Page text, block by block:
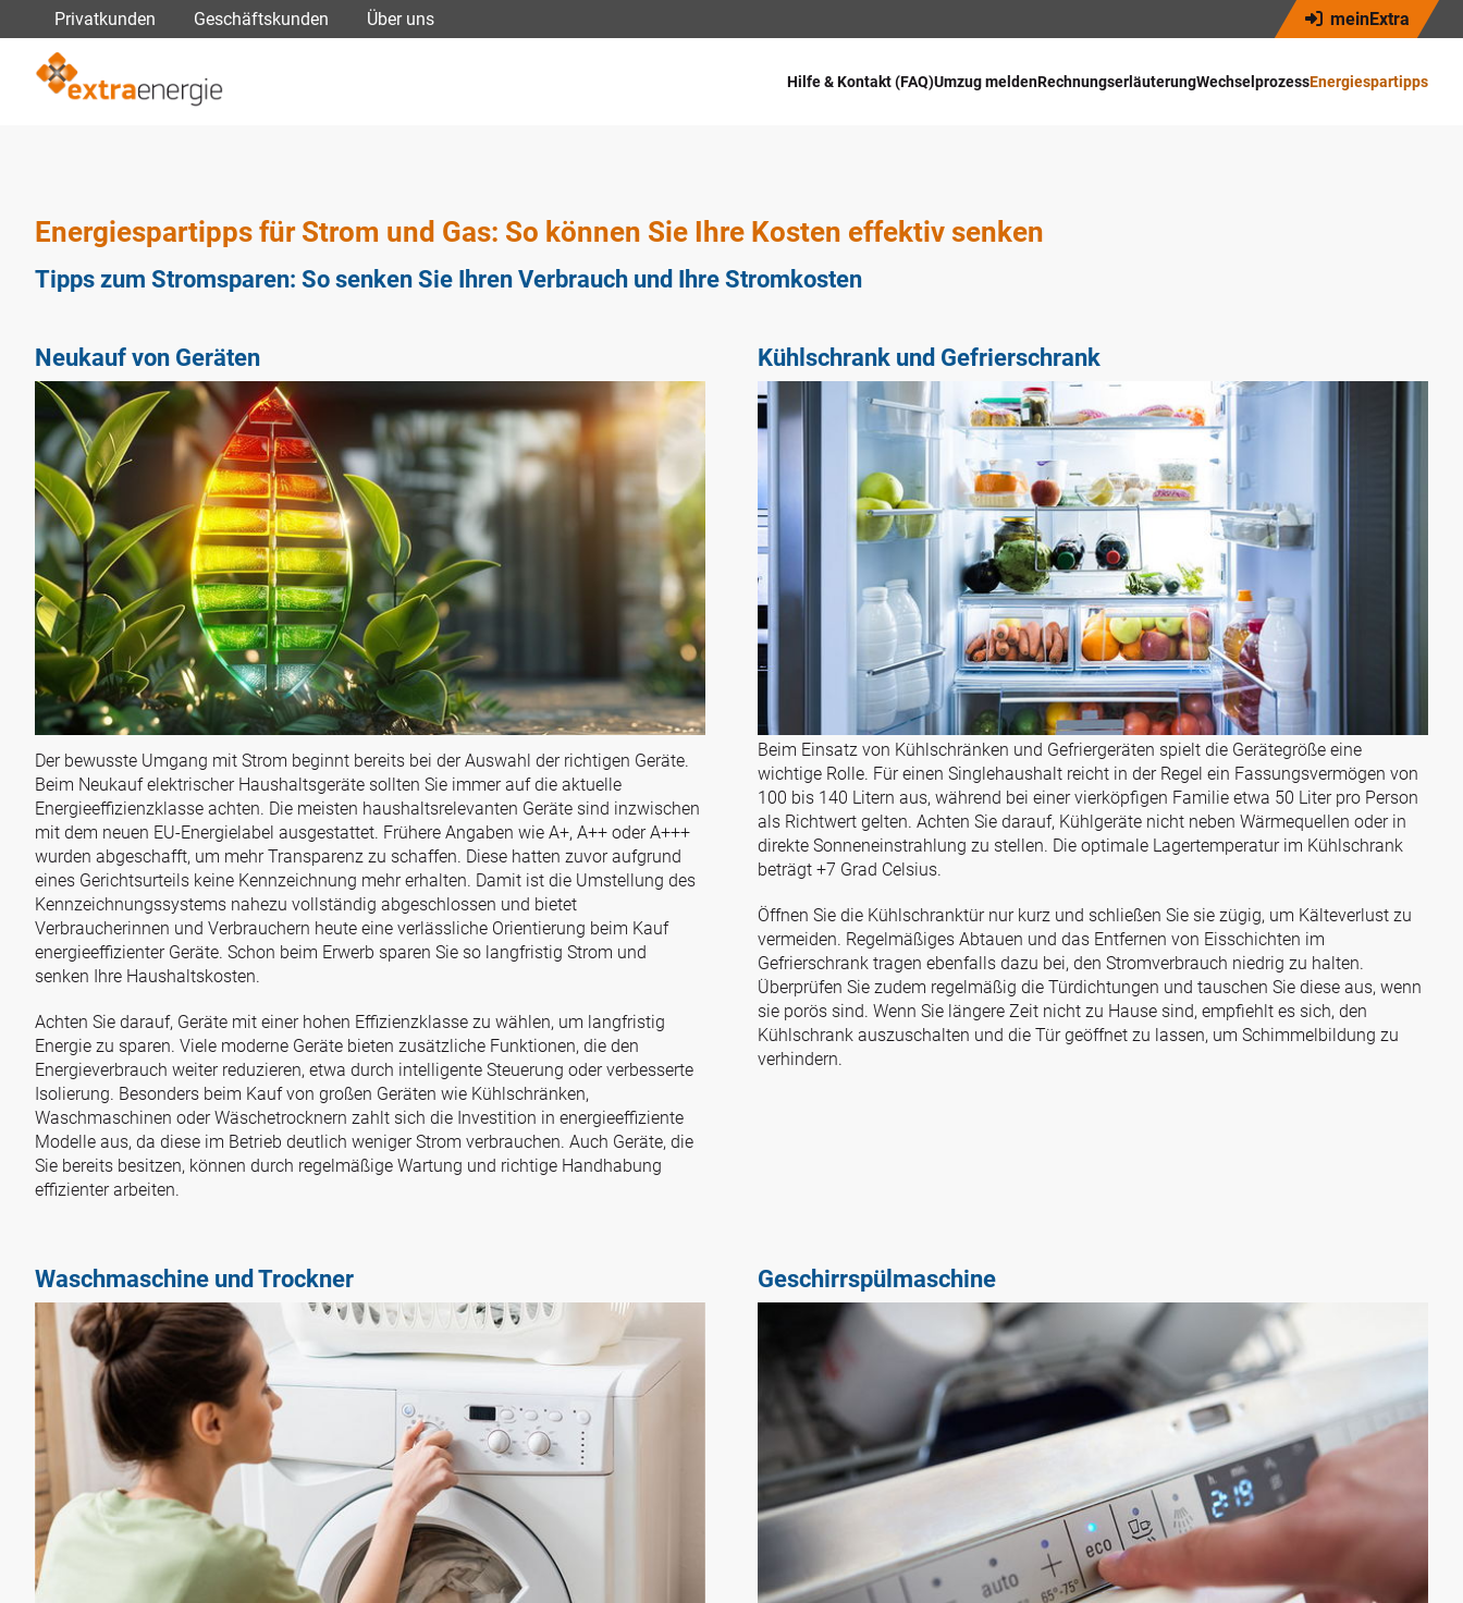
Navigation
überspringen
Privatkunden Geschäftskunden Über uns
Navigation
überspringen
meinExtra
Navigation
Hilfe & Kontakt (FAQ)Umzug meldenRechnungserläuterungWechselprozessEnergiespartipps
Energiespartipps für Strom und Gas: So können Sie Ihre Kosten effektiv senken
Tipps zum Stromsparen: So senken Sie Ihren Verbrauch und Ihre Stromkosten
Neukauf von Geräten
Der bewusste Umgang mit Strom beginnt bereits bei der Auswahl der richtigen Geräte.
Beim Neukauf elektrischer Haushaltsgeräte sollten Sie immer auf die aktuelle
Energieeffizienzklasse achten. Die meisten haushaltsrelevanten Geräte sind inzwischen
mit dem neuen EU-Energielabel ausgestattet. Frühere Angaben wie A+, A++ oder A+++
wurden abgeschafft, um mehr Transparenz zu schaffen. Diese hatten zuvor aufgrund
eines Gerichtsurteils keine Kennzeichnung mehr erhalten. Damit ist die Umstellung des
Kennzeichnungssystems nahezu vollständig abgeschlossen und bietet
Verbraucherinnen und Verbrauchern heute eine verlässliche Orientierung beim Kauf
energieeffizienter Geräte. Schon beim Erwerb sparen Sie so langfristig Strom und
senken Ihre Haushaltskosten.
Achten Sie darauf, Geräte mit einer hohen Effizienzklasse zu wählen, um langfristig
Energie zu sparen. Viele moderne Geräte bieten zusätzliche Funktionen, die den
Energieverbrauch weiter reduzieren, etwa durch intelligente Steuerung oder verbesserte
Isolierung. Besonders beim Kauf von großen Geräten wie Kühlschränken,
Waschmaschinen oder Wäschetrocknern zahlt sich die Investition in energieeffiziente
Modelle aus, da diese im Betrieb deutlich weniger Strom verbrauchen. Auch Geräte, die
Sie bereits besitzen, können durch regelmäßige Wartung und richtige Handhabung
effizienter arbeiten.
Kühlschrank und Gefrierschrank
Beim Einsatz von Kühlschränken und Gefriergeräten spielt die Gerätegröße eine
wichtige Rolle. Für einen Singlehaushalt reicht in der Regel ein Fassungsvermögen von
100 bis 140 Litern aus, während bei einer vierköpfigen Familie etwa 50 Liter pro Person
als Richtwert gelten. Achten Sie darauf, Kühlgeräte nicht neben Wärmequellen oder in
direkte Sonneneinstrahlung zu stellen. Die optimale Lagertemperatur im Kühlschrank
beträgt +7 Grad Celsius.
Öffnen Sie die Kühlschranktür nur kurz und schließen Sie sie zügig, um Kälteverlust zu
vermeiden. Regelmäßiges Abtauen und das Entfernen von Eisschichten im
Gefrierschrank tragen ebenfalls dazu bei, den Stromverbrauch niedrig zu halten.
Überprüfen Sie zudem regelmäßig die Türdichtungen und tauschen Sie diese aus, wenn
sie porös sind. Wenn Sie längere Zeit nicht zu Hause sind, empfiehlt es sich, den
Kühlschrank auszuschalten und die Tür geöffnet zu lassen, um Schimmelbildung zu
verhindern.
Waschmaschine und Trockner Geschirrspülmaschine